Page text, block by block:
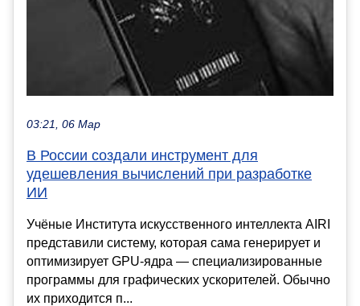
03:21, 06 Мар
В России создали инструмент для
удешевления вычислений при разработке
ИИ
Учёные Института искусственного интеллекта AIRI
представили систему, которая сама генерирует и
оптимизирует GPU-ядра — специализированные
программы для графических ускорителей. Обычно
их приходится п...